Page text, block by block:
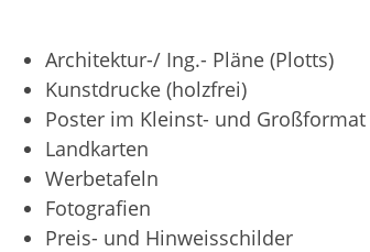
Architektur-/ Ing.- Pläne
Kunstdrucke (holzfrei)
Poster im Kleinst- und
Landkarten
Werbetafeln
Fotografien
Preis- und Hinweisschilder